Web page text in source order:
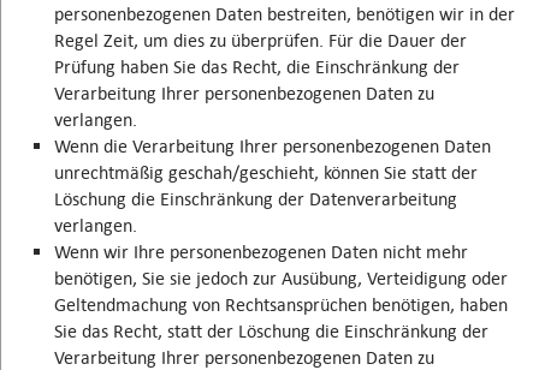
personenbezogenen Daten bestreiten, benötigen wir in der
Regel Zeit, um dies zu überprüfen. Für die Dauer der
Prüfung haben Sie das Recht, die Einschränkung der
Verarbeitung Ihrer personenbezogenen Daten zu
verlangen.
Wenn die Verarbeitung Ihrer personenbezogenen Daten
unrechtmäßig geschah/geschieht, können Sie statt der
Löschung die Einschränkung der Datenverarbeitung
verlangen.
Wenn wir Ihre personenbezogenen Daten nicht mehr
benötigen, Sie sie jedoch zur Ausübung, Verteidigung oder
Geltendmachung von Rechtsansprüchen benötigen, haben
Sie das Recht, statt der Löschung die Einschränkung der
Verarbeitung Ihrer personenbezogenen Daten zu